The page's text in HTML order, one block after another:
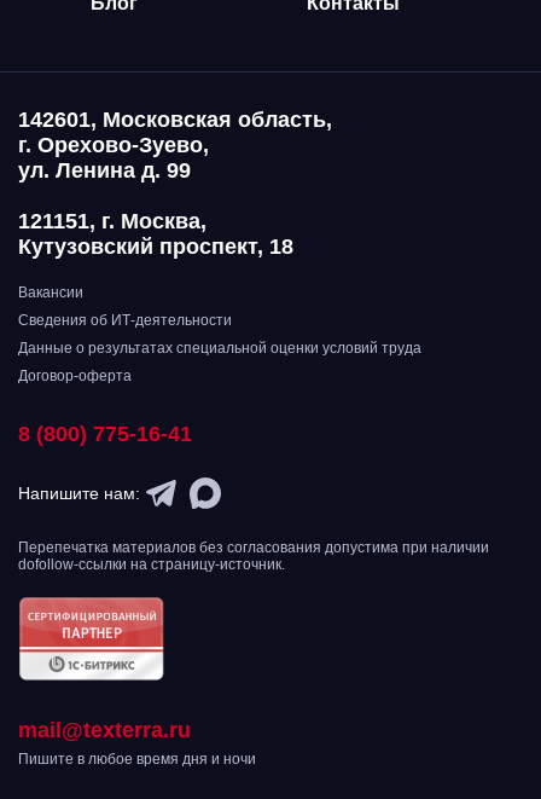
142601, Московская область,
г. Орехово-Зуево,
ул. Ленина д. 99
121151, г. Москва,
Кутузовский проспект, 18
Вакансии
Сведения об ИТ-деятельности
Данные о результатах специальной оценки условий труда
Договор-оферта
8 (800) 775-16-41
Напишите нам:
Перепечатка материалов без согласования допустима при наличии
dofollow-ссылки на страницу-источник.
mail@texterra.ru
Пишите в любое время дня и ночи